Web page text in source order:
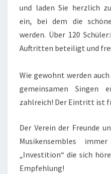
und laden Sie herzlich
ein, bei dem die
werden. Über 120
Auftritten beteiligt und
Wie gewohnt werden
gemeinsamen Singen
zahlreich! Der Eintritt ist
Der Verein der Freunde
Musikensembles
„Investition“ die sich
Empfehlung!